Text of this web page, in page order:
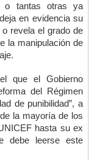
o tantas otras ya
en evidencia su
revela el grado de
la manipulación de
que el Gobierno
del Régimen
de punibilidad”, a
la mayoría de los
hasta su ex
debe leerse este